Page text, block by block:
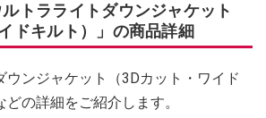
トラライトダウンジャケット
ドキルト）」の商品詳細
ウンジャケット（3Dカット・ワイド
の詳細をご紹介します。